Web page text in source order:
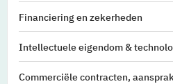
Financiering en zekerheden
Intellectuele eigendom &
Commerciële contracten,